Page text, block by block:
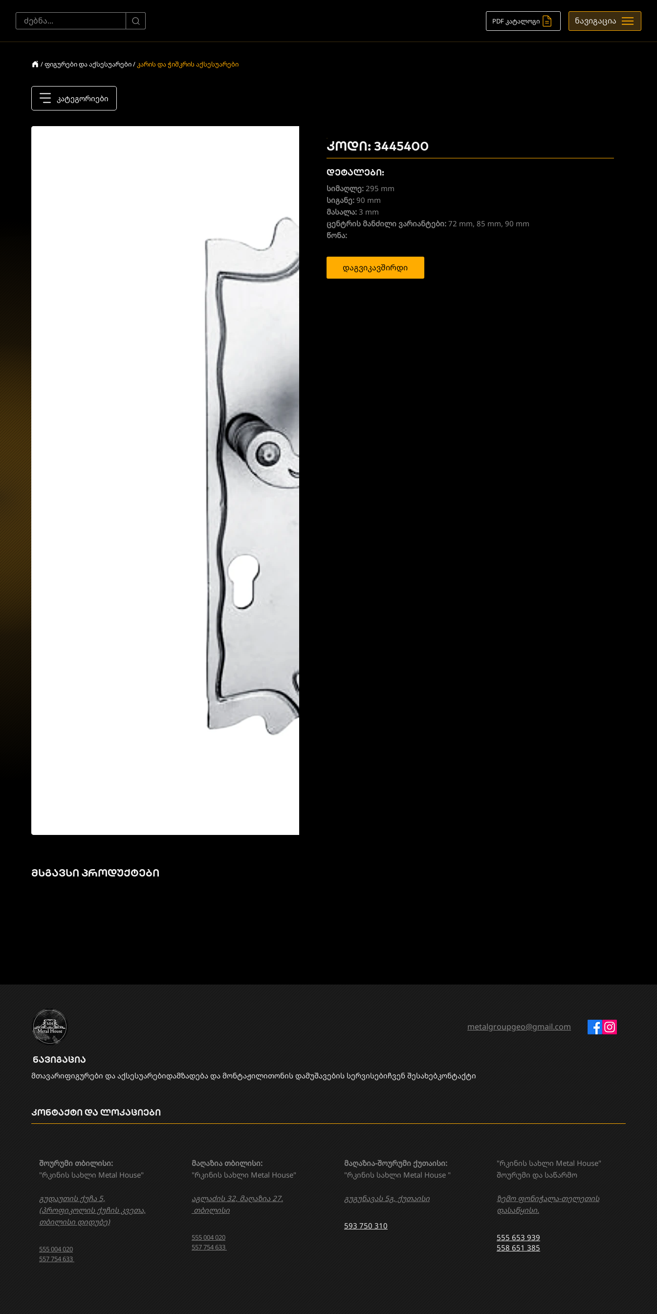
PDF კატალოგი ნავიგაცია
/ ფიგურები და აქსესუარები /კარის და ჭიშკრის აქსესუარები
კატეგორიები
კოდი: 3445400
დეტალები:
სიმაღლე:295 mm
სიგანე:90 mm
მასალა:3 mm
ცენტრის მანძილი ვარიანტები:72 mm, 85 mm, 90 mm
წონა:
დაგვიკავშირდი
მსგავსი პროდუქტები
ნავიგაცია
მთავარიფიგურები და აქსესუარებიდამზადება და მონტაჟი​ლითონის დამუშავების სერვისებიჩვენ შესახებკონტაქტი
"რკინის სახლი Metal House"
შოურუმი და საწარმო
ზემო ფონიჭალა-თელეთის
დასაწყისი.
555 653 939
558 651 385
მაღაზია თბილისი:
"რკინის სახლი Metal House"
აგლაძის 32, მაღაზია 27.
თბილისი
555 004 020
557 754 633
მაღაზია-შოურუმი ქუთაისი:
"რკინის სახლი Metal House "
გუგუნავას 5გ, ქუთაისი
593 750 310
შოურუმი თბილისი:
"რკინის სახლი Metal House"
გუდაუთის ქუჩა 5,
(პროფიკოლის ქუჩის კვეთა,
თბილისი დიდუბე)
555 004 020
557 754 633
კონტაქტი და ლოკაციები
metalgroupgeo@gmail.com